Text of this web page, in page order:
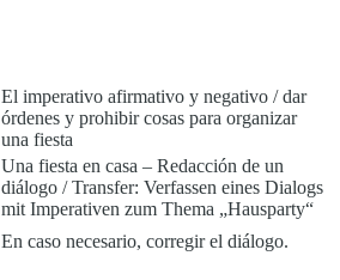
El imperativo afirmativo y negativo / dar
órdenes y prohibir cosas para organizar
una fiesta
Una fiesta en casa – Redacción de un
diálogo /Transfer: Verfassen eines Dialogs
mit Imperativen zum Thema „Hausparty“
En caso necesario, corregir el diálogo.